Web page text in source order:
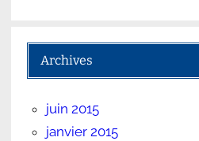
Archives
juin 2015
janvier 2015